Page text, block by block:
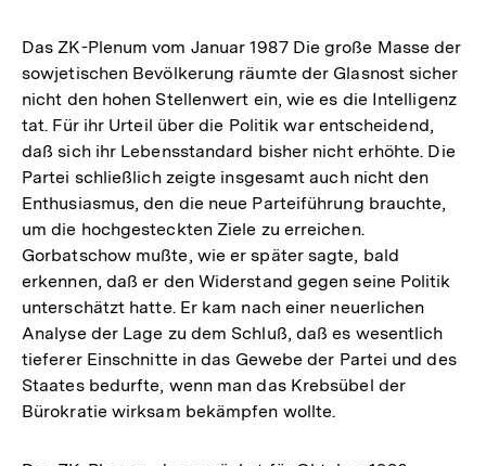
Das ZK-Plenum vom Januar 1987 Die große Masse der
sowjetischen Bevölkerung räumte der Glasnost sicher
nicht den hohen Stellenwert ein, wie es die Intelligenz
tat. Für ihr Urteil über die Politik war entscheidend,
daß sich ihr Lebensstandard bisher nicht erhöhte. Die
Partei schließlich zeigte insgesamt auch nicht den
Enthusiasmus, den die neue Parteiführung brauchte,
um die hochgesteckten Ziele zu erreichen.
Gorbatschow mußte, wie er später sagte, bald
erkennen, daß er den Widerstand gegen seine Politik
unterschätzt hatte. Er kam nach einer neuerlichen
Analyse der Lage zu dem Schluß, daß es wesentlich
tieferer Einschnitte in das Gewebe der Partei und des
Staates bedurfte, wenn man das Krebsübel der
Bürokratie wirksam bekämpfen wollte.